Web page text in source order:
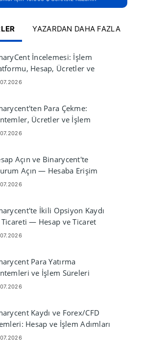
YAZARDAN DAHA FAZLA
İncelemesi: İşlem
Hesap, Ücretler ve
Para Çekme:
Ücretler ve İşlem
Açın ve Binarycent'te
Açın — Hesaba Erişim
İkili Opsiyon Kaydı
— Hesap ve Ticaret
Para Yatırma
ve İşlem Süreleri
Kaydı ve Forex/CFD
Hesap ve İşlem Adımları